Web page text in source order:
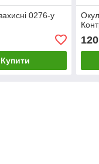
0276-у
Купити
120